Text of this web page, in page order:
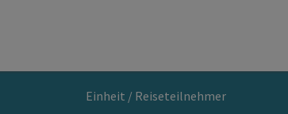
Einheit / Reiseteilnehmer